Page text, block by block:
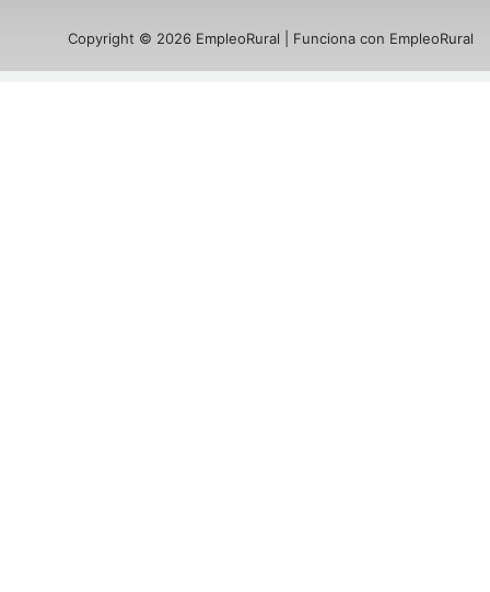
Copyright © 2026 EmpleoRural | Funciona con EmpleoRural